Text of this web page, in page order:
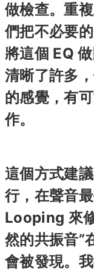
做檢查。重
們把不必要
將這個 EQ
清晰了許多
的感覺，有
作。
這個方式建
行，在聲音
Looping 來
然的共振音”
會被發現。